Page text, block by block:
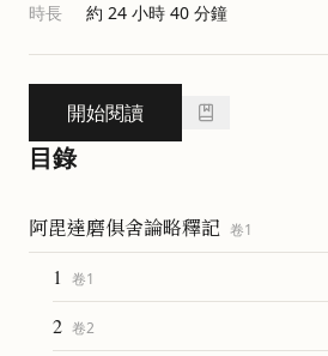
時長
約 24 小時 40 分鐘
開始閱讀
目錄
阿毘達磨俱舍論略釋記 卷1
1 卷1
2 卷2